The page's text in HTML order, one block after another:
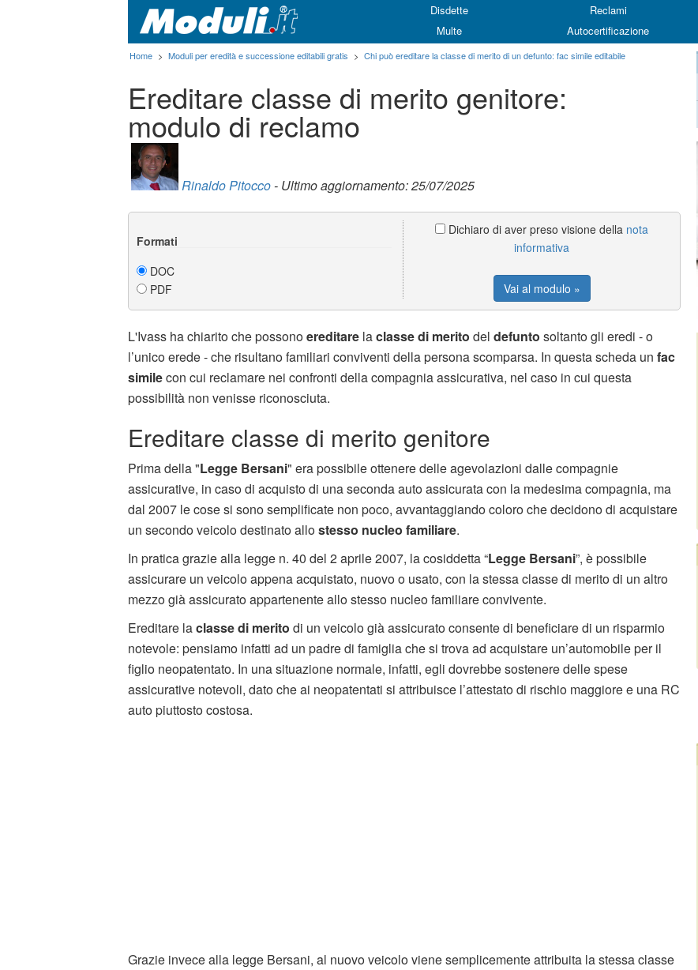
Disdette
Reclami
Multe
Autocertificazione
Home > Moduli per eredità e successione editabili gratis > Chi può ereditare la classe di merito di un defunto: fac simile editabile
Ereditare classe di merito genitore:
modulo di reclamo
Rinaldo Pitocco- Ultimo aggiornamento: 25/07/2025
Formati
DOC
PDF
Dichiaro di aver preso visione della nota
informativa
Vai al modulo »
L'Ivass ha chiarito che possonoereditare laclasse di merito del defunto soltanto gli eredi - o
l’unico erede - che risultano familiari conviventi della persona scomparsa. In questa scheda un fac
similecon cui reclamare nei confronti della compagnia assicurativa, nel caso in cui questa
possibilità non venisse riconosciuta.
Ereditare classe di merito genitore
Prima della "Legge Bersani" era possibile ottenere delle agevolazioni dalle compagnie
assicurative, in caso di acquisto di una seconda auto assicurata con la medesima compagnia, ma
dal 2007 le cose si sono semplificate non poco, avvantaggiando coloro che decidono di acquistare
un secondo veicolo destinato allostesso nucleo familiare.
In pratica grazie alla legge n. 40 del 2 aprile 2007, la cosiddetta “Legge Bersani”, è possibile
assicurare un veicolo appena acquistato, nuovo o usato, con la stessa classe di merito di un altro
mezzo già assicurato appartenente allo stesso nucleo familiare convivente.
Ereditare laclasse di merito di un veicolo già assicurato consente di beneficiare di un risparmio
notevole: pensiamo infatti ad un padre di famiglia che si trova ad acquistare un’automobile per il
figlio neopatentato. In una situazione normale, infatti, egli dovrebbe sostenere delle spese
assicurative notevoli, dato che ai neopatentati si attribuisce l’attestato di rischio maggiore e una RC
auto piuttosto costosa.
Grazie invece alla legge Bersani, al nuovo veicolo viene semplicemente attribuita la stessa classe